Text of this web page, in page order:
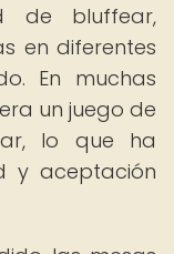
de bluffear,
en diferentes
En muchas
un juego de
lo que ha
y aceptación